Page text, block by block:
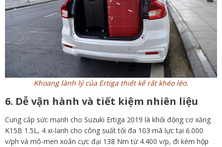
Khoang lành lý của Ertiga thiết kế rất khéo léo.
6. Dễ vận hành và tiết kiệm nhiên liệu
Cung cấp sức mạnh cho Suzuki Ertiga 2019 là khối động cơ xăng
K15B 1.5L, 4 xi-lanh cho công suất tối đa 103 mã lực tại 6.000
v/ph và mô-men xoắn cực đại 138 Nm từ 4.400 v/p, đi kèm hộp